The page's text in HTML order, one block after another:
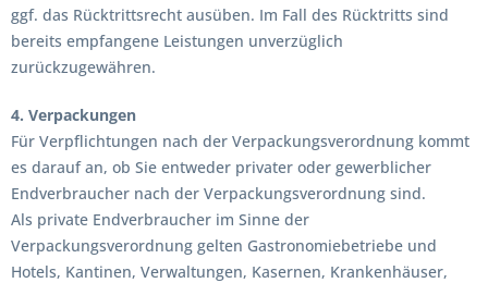
ggf. das Rücktrittsrecht ausüben. Im Fall des Rücktritts sind
bereits empfangene Leistungen unverzüglich
zurückzugewähren.
4. Verpackungen
Für Verpflichtungen nach der Verpackungsverordnung kommt
es darauf an, ob Sie entweder privater oder gewerblicher
Endverbraucher nach der Verpackungsverordnung sind.
Als private Endverbraucher im Sinne der
Verpackungsverordnung gelten Gastronomiebetriebe und
Hotels, Kantinen, Verwaltungen, Kasernen, Krankenhäuser,